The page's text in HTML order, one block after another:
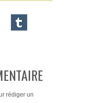
rédiger un